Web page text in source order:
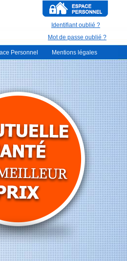
Identifiant oublié ?
Mot de passe oublié ?
Personnel Mentions légales